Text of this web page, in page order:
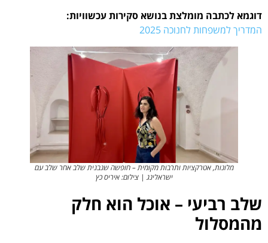
דוגמא לכתבה מומלצת בנושא סקירות עכשוויות:
המדריך למשפחות לחנוכה 2025
מלונות, אטרקציות ותרבות מקומית – חופשה שנבנית שלב אחר שלב עם
ישראלינג | צילום: איריס כץ
שלב רביעי – אוכל הוא חלק
מהמסלול